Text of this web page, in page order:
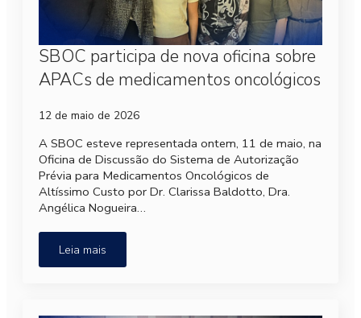
SBOC participa de nova oficina sobre
APACs de medicamentos oncológicos
12 de maio de 2026
A SBOC esteve representada ontem, 11 de maio, na
Oficina de Discussão do Sistema de Autorização
Prévia para Medicamentos Oncológicos de
Altíssimo Custo por Dr. Clarissa Baldotto, Dra.
Angélica Nogueira…
Leia mais